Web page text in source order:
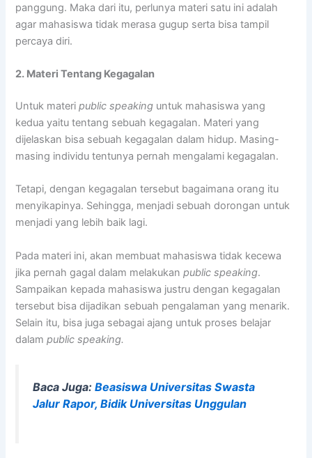
panggung. Maka dari itu, perlunya materi satu ini adalah
agar mahasiswa tidak merasa gugup serta bisa tampil
percaya diri.
2. Materi Tentang Kegagalan
Untuk materipublic speaking untuk mahasiswa yang
kedua yaitu tentang sebuah kegagalan. Materi yang
dijelaskan bisa sebuah kegagalan dalam hidup. Masing-
masing individu tentunya pernah mengalami kegagalan.
Tetapi, dengan kegagalan tersebut bagaimana orang itu
menyikapinya. Sehingga, menjadi sebuah dorongan untuk
menjadi yang lebih baik lagi.
Pada materi ini, akan membuat mahasiswa tidak kecewa
jika pernah gagal dalam melakukanpublic speaking.
Sampaikan kepada mahasiswa justru dengan kegagalan
tersebut bisa dijadikan sebuah pengalaman yang menarik.
Selain itu, bisa juga sebagai ajang untuk proses belajar
dalampublic speaking.
Baca Juga:Beasiswa Universitas Swasta
Jalur Rapor, Bidik Universitas Unggulan